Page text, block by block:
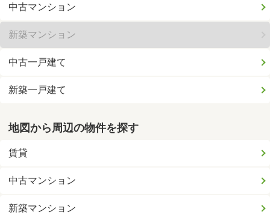
中古マンション
新築マンション
中古一戸建て
新築一戸建て
地図から周辺の物件を探す
賃貸
中古マンション
新築マンション